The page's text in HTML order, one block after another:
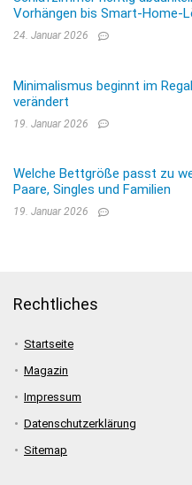
Vorhängen bis Smart-Home-
24. Januar 2026
Minimalismus beginnt im
verändert
19. Januar 2026
Welche Bettgröße passt zu
Paare, Singles und Familien
19. Januar 2026
Rechtliches
Startseite
Magazin
Impressum
Datenschutzerklärung
Sitemap